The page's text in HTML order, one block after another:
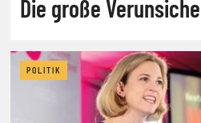
Die große
POLITIK